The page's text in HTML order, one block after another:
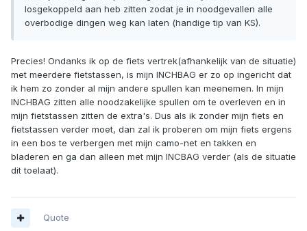
losgekoppeld aan heb zitten zodat je in noodgevallen alle
overbodige dingen weg kan laten (handige tip van KS).
Precies! Ondanks ik op de fiets vertrek(afhankelijk van de situatie)
met meerdere fietstassen, is mijn INCHBAG er zo op ingericht dat
ik hem zo zonder al mijn andere spullen kan meenemen. In mijn
INCHBAG zitten alle noodzakelijke spullen om te overleven en in
mijn fietstassen zitten de extra's. Dus als ik zonder mijn fiets en
fietstassen verder moet, dan zal ik proberen om mijn fiets ergens
in een bos te verbergen met mijn camo-net en takken en
bladeren en ga dan alleen met mijn INCBAG verder (als de situatie
dit toelaat).
Quote